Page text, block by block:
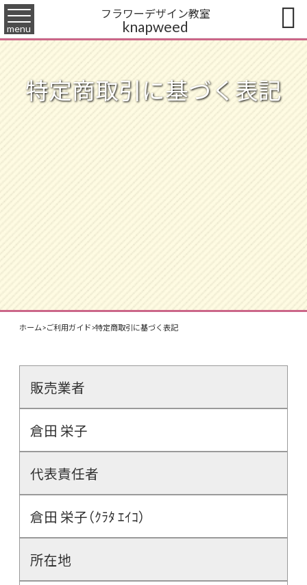
フラワーデザイン教室
knapweed
menu 
特定商取引に基づく表記
ホーム>ご利用ガイド>特定商取引に基づく表記
販売業者
倉田 栄子
代表責任者
倉田 栄子（ｸﾗﾀ ｴｲｺ）
所在地